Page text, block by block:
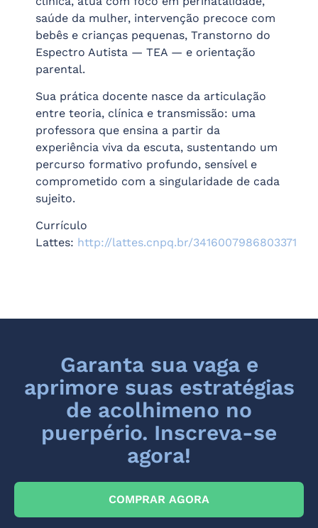
saúde da mulher, intervenção precoce com
bebês e crianças pequenas, Transtorno do
Espectro Autista — TEA — e orientação
parental.
Sua prática docente nasce da articulação
entre teoria, clínica e transmissão: uma
professora que ensina a partir da
experiência viva da escuta, sustentando um
percurso formativo profundo, sensível e
comprometido com a singularidade de cada
sujeito.
Currículo
Lattes: http://lattes.cnpq.br/3416007986803371
Garanta sua vaga e
aprimore suas estratégias
de acolhimeno no
puerpério. Inscreva-se
agora!
COMPRAR AGORA